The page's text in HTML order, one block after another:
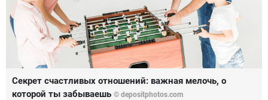
Секрет счастливых отношений: важная мелочь, о
которой ты забываешь © depositphotos.com